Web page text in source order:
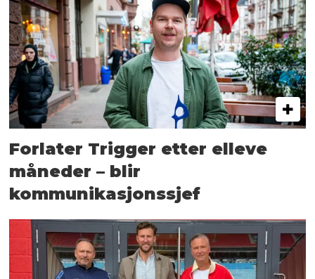
Forlater Trigger etter elleve
måneder – blir
kommunikasjonssjef